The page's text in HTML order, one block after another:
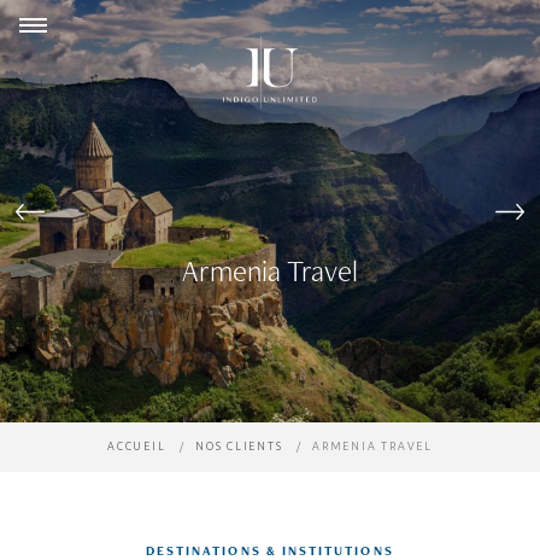
Armenia Travel
ACCUEIL NOS CLIENTS ARMENIA TRAVEL
DESTINATIONS & INSTITUTIONS
Panneau de gestion des cookies